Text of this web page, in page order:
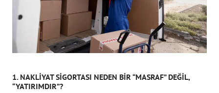
1. NAKLIYAT SIGORTASI NEDEN BIR “MASRAF” DEĞIL,
“YATIRIMDIR”?